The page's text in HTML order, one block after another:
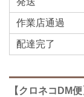
作業店通過
配達完了
【クロネコDM